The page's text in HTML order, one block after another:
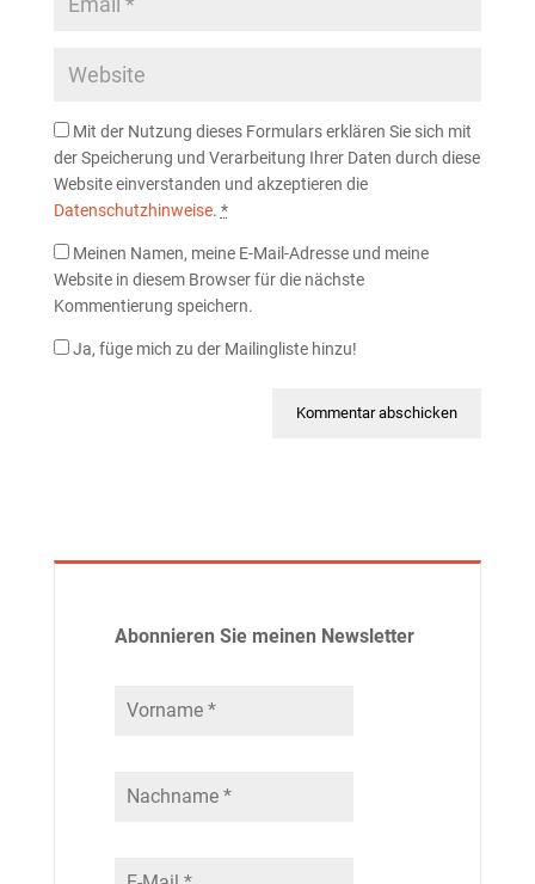
Mit der Nutzung dieses Formulars erklären Sie sich mit
der Speicherung und Verarbeitung Ihrer Daten durch diese
Website einverstanden und akzeptieren die
Datenschutzhinweise. *
Meinen Namen, meine E-Mail-Adresse und meine
Website in diesem Browser für die nächste
Kommentierung speichern.
Ja, füge mich zu der Mailingliste hinzu!
Abonnieren Sie meinen Newsletter